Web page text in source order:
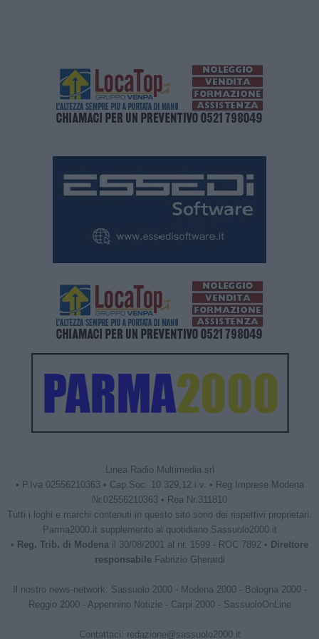
Linea Radio Multimedia srl
• P.Iva 02556210363 • Cap.Soc. 10.329,12 i.v. • Reg.Imprese Modena
Nr.02556210363 • Rea Nr.311810
Tutti i loghi e marchi contenuti in questo sito sono dei rispettivi proprietari.
Parma2000.it supplemento al quotidiano Sassuolo2000.it
• Reg. Trib. di Modena il 30/08/2001 al nr. 1599 - ROC 7892 • Direttore
responsabileFabrizio Gherardi
Il nostro news-network: Sassuolo 2000- Modena 2000- Bologna 2000-
Reggio 2000- Appennino Notizie - Carpi 2000- SassuoloOnLine
Contattaci: redazione@sassuolo2000.it